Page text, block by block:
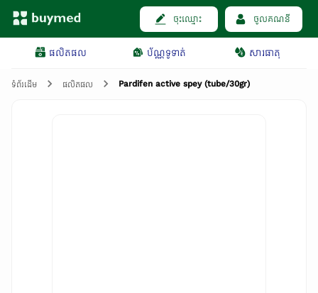
ចុះឈ្មោះ ចូលគណនី
ផលិតផល ប័ណ្ណទូទាត់ សារធាតុ
ទំព័រដើម ផលិតផល Pardifen active spey (tube/30gr)